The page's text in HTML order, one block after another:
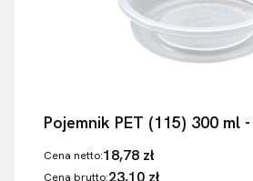
Pojemnik PET (115)
Cena netto:18,78 zł
Cena brutto: